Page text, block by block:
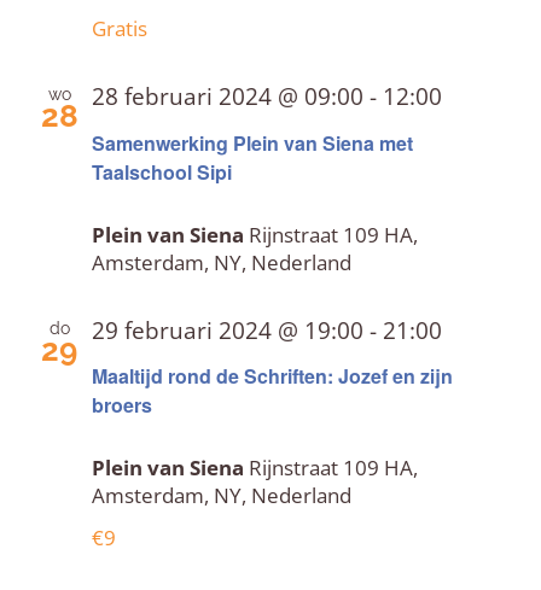
Gratis
wo
28
Samenwerking Plein van Siena met
Taalschool Sipi
28 februari 2024 @ 09:00 - 12:00
Plein van Siena Rijnstraat 109 HA,
Amsterdam, NY, Nederland
do
29
Maaltijd rond de Schriften: Jozef en zijn
broers
29 februari 2024 @ 19:00 - 21:00
Plein van Siena Rijnstraat 109 HA,
Amsterdam, NY, Nederland
€9